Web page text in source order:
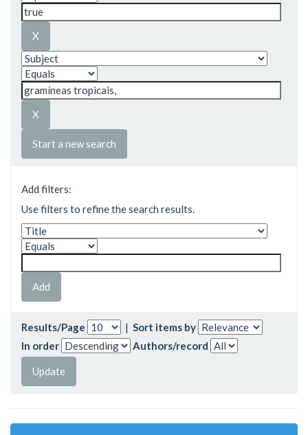
Start a new search
Add filters:
Use filters to refine the search results.
Results/Page | Sort items by
In order
Authors/record